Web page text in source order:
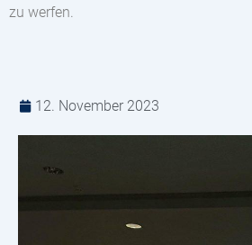
zu werfen.
12. November 2023